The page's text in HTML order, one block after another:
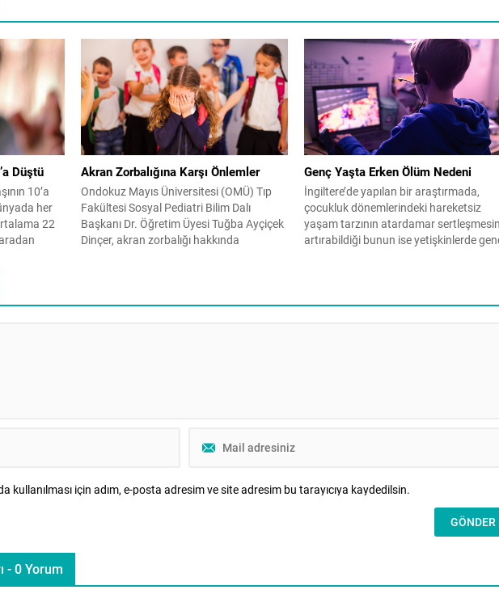
Düştü
10’a
her
22
Akran Zorbalığına Karşı Önlemler
Ondokuz Mayıs Üniversitesi (OMÜ) Tıp
Fakültesi Sosyal Pediatri Bilim Dalı
Başkanı Dr. Öğretim Üyesi Tuğba Ayçiçek
Dinçer, akran zorbalığı hakkında
geldiğine işaret eden Dinçer, “Fiziksel
Genç Yaşta Erken Ölüm Nedeni
İngiltere’de yapılan bir araştırmada,
çocukluk dönemlerindeki hareketsiz
yaşam tarzının atardamar
artırabildiği bunun ise yetişkinlerde
Üniversitesi’nden bilim insanların
kullanılması için adım, e-posta adresim ve site adresim bu tarayıcıya kaydedilsin.
- 0 Yorum